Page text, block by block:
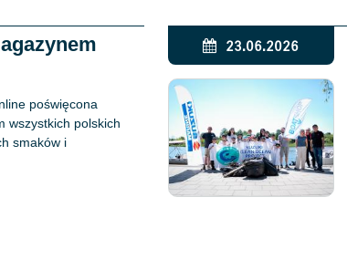
poświęcona
wszystkich polskich
smaków i
23.06.2026